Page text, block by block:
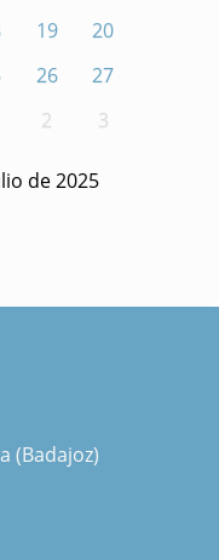
19
20
26
27
2 3
de 2025
(Badajoz)